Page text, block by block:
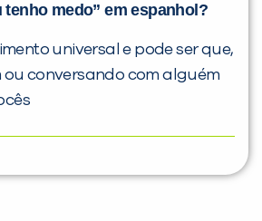
tenho medo” em espanhol?
universal e pode ser que,
ou conversando com alguém